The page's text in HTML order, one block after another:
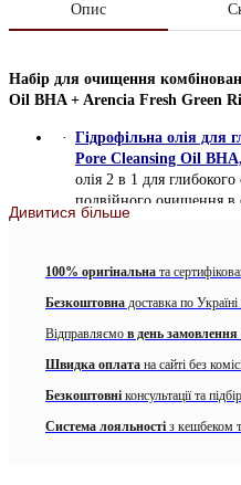
Опис
Набір для очищення
Oil BHA + Arencia Fresh Green
Гідрофільна олія для
Pore Cleansing Oil
олія 2 в 1 для
подвійного очищення в
забруднення та
очищення без
жожоба та сумішшю
лимон, грейпфрут),
Особливості Hanskin Pore
Глибоко очищує макіяж,
Дивитися більше
100% оригінальна та
Безкоштовна доставка по
Відправляємо в день замовлення
Швидка оплата на сайті без
Безкоштовні консультації та
Система лояльності з кешбеком